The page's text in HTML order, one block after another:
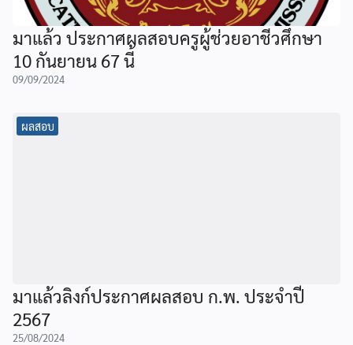
มาแล้ว ประกาศผลสอบครูผู้ช่วยอาชีวศึกษา
10 กันยายน 67 นี้
09/09/2024
ผลสอบ
มาแล้วลิงก์ประกาศผลสอบ ก.พ. ประจำปี
2567
25/08/2024